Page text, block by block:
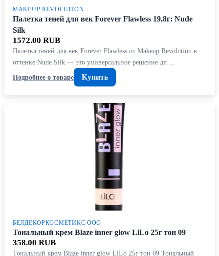
MAKEUP REVOLUTION
Палетка теней для век Forever Flawless 19,8г: Nude
Silk
1572.00 RUB
Палетка теней для век Forever Flawless от Makeup Revolution в
оттенке Nude Silk — это универсальное решение дл…
Подробнее о товаре
Купить
БЕЛДЕКОРКОСМЕТИКС ООО
Тональный крем Blaze inner glow LiLo 25г тон 09
358.00 RUB
Тональный крем Blaze inner glow LiLo 25г тон 09 Тональный